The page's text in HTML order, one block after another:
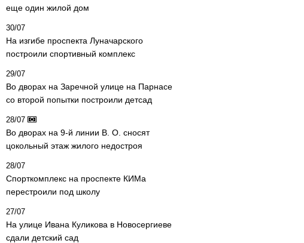
еще один жилой дом
30/07
На изгибе проспекта Луначарского
построили спортивный комплекс
29/07
Во дворах на Заречной улице на Парнасе
со второй попытки построили детсад
28/07
Во дворах на 9-й линии В. О. сносят
цокольный этаж жилого недостроя
28/07
Спорткомплекс на проспекте КИМа
перестроили под школу
27/07
На улице Ивана Куликова в Новосергиеве
сдали детский сад